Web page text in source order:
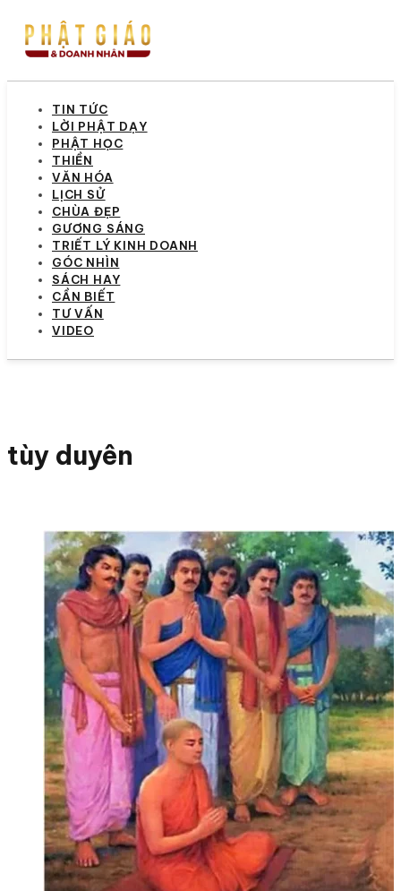
TIN TỨC
LỜI PHẬT DẠY
PHẬT HỌC
THIỀN
VĂN HÓA
LỊCH SỬ
CHÙA ĐẸP
GƯƠNG SÁNG
TRIẾT LÝ KINH DOANH
GÓC NHÌN
SÁCH HAY
CẦN BIẾT
TƯ VẤN
VIDEO
tùy duyên